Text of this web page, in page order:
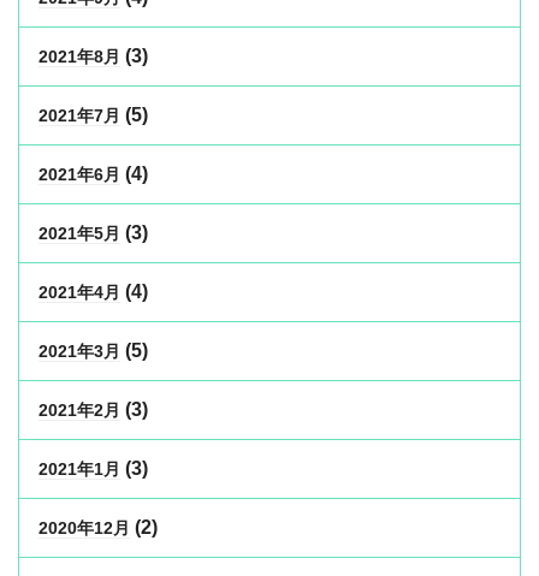
2021年8月 (3)
2021年7月 (5)
2021年6月 (4)
2021年5月 (3)
2021年4月 (4)
2021年3月 (5)
2021年2月 (3)
2021年1月 (3)
2020年12月 (2)